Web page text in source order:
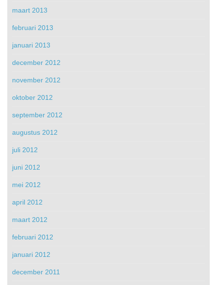
maart 2013
februari 2013
januari 2013
december 2012
november 2012
oktober 2012
september 2012
augustus 2012
juli 2012
juni 2012
mei 2012
april 2012
maart 2012
februari 2012
januari 2012
december 2011